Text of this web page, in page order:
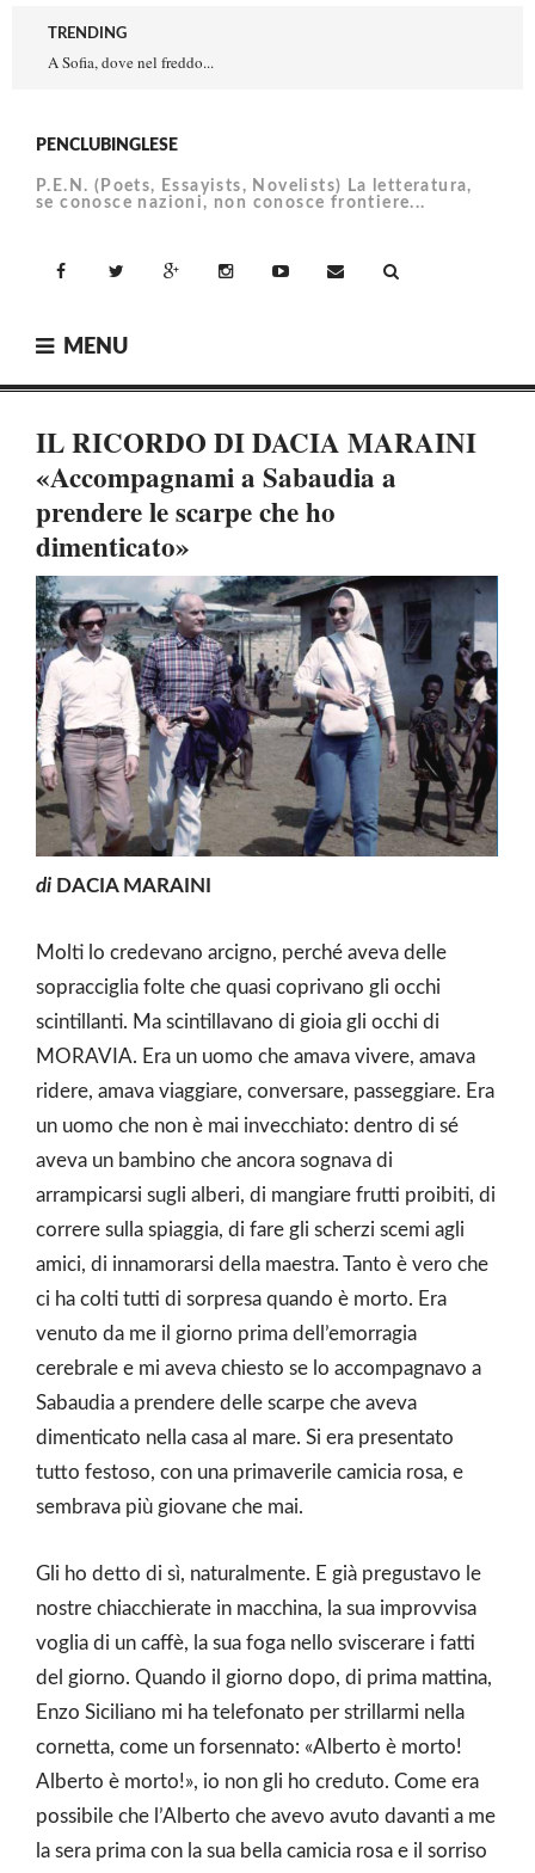
content
TRENDING
A Sofia, dove nel freddo...
PENCLUBINGLESE
P.E.N. (Poets, Essayists, Novelists) La letteratura,
se conosce nazioni, non conosce frontiere...
Twitter Google+ Email
MENU
IL RICORDO DI DACIA MARAINI
«Accompagnami a Sabaudia a
prendere le scarpe che ho
dimenticato»
di DACIA MARAINI
Molti lo credevano arcigno, perché aveva delle
sopracciglia folte che quasi coprivano gli occhi
scintillanti. Ma scintillavano di gioia gli occhi di
MORAVIA. Era un uomo che amava vivere, amava
ridere, amava viaggiare, conversare, passeggiare. Era
un uomo che non è mai invecchiato: dentro di sé
aveva un bambino che ancora sognava di
arrampicarsi sugli alberi, di mangiare frutti proibiti, di
correre sulla spiaggia, di fare gli scherzi scemi agli
amici, di innamorarsi della maestra. Tanto è vero che
ci ha colti tutti di sorpresa quando è morto. Era
venuto da me il giorno prima dell’emorragia
cerebrale e mi aveva chiesto se lo accompagnavo a
Sabaudia a prendere delle scarpe che aveva
dimenticato nella casa al mare. Si era presentato
tutto festoso, con una primaverile camicia rosa, e
sembrava più giovane che mai.
Gli ho detto di sì, naturalmente. E già pregustavo le
nostre chiacchierate in macchina, la sua improvvisa
voglia di un caffè, la sua foga nello sviscerare i fatti
del giorno. Quando il giorno dopo, di prima mattina,
Enzo Siciliano mi ha telefonato per strillarmi nella
cornetta, come un forsennato: «Alberto è morto!
Alberto è morto!», io non gli ho creduto. Come era
possibile che l’Alberto che avevo avuto davanti a me
la sera prima con la sua bella camicia rosa e il sorriso